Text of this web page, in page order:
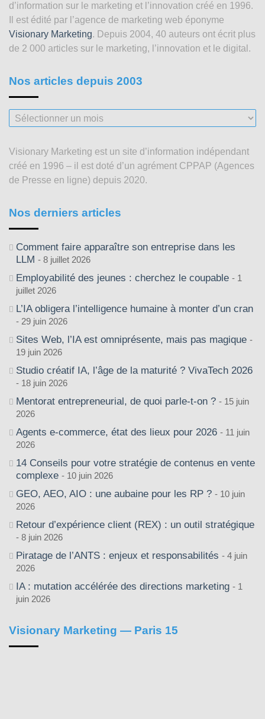
d’information sur le marketing et l’innovation créé en 1996.
Il est édité par l’agence de marketing web éponyme
Visionary Marketing. Depuis 2004, 40 auteurs ont écrit plus
de 2 000 articles sur le marketing, l’innovation et le digital.
Nos articles depuis 2003
Nos
articles
2003
Visionary Marketing est un site d’information indépendant
créé en 1996 – il est doté d’un agrément CPPAP (Agences
de Presse en ligne) depuis 2020.
Nos derniers articles
Comment faire apparaître son entreprise dans les
LLM
8 juillet 2026
Employabilité des jeunes : cherchez le coupable
1
juillet 2026
L’IA obligera l’intelligence humaine à monter d’un cran
29 juin 2026
Sites Web, l’IA est omniprésente, mais pas magique
19 juin 2026
Studio créatif IA, l’âge de la maturité ? VivaTech 2026
18 juin 2026
Mentorat entrepreneurial, de quoi parle-t-on ?
15 juin
2026
Agents e-commerce, état des lieux pour 2026
11 juin
2026
14 Conseils pour votre stratégie de contenus en vente
complexe
10 juin 2026
GEO, AEO, AIO : une aubaine pour les RP ?
10 juin
2026
Retour d’expérience client (REX) : un outil stratégique
8 juin 2026
Piratage de l’ANTS : enjeux et responsabilités
4 juin
2026
IA : mutation accélérée des directions marketing
1
juin 2026
Visionary Marketing — Paris 15